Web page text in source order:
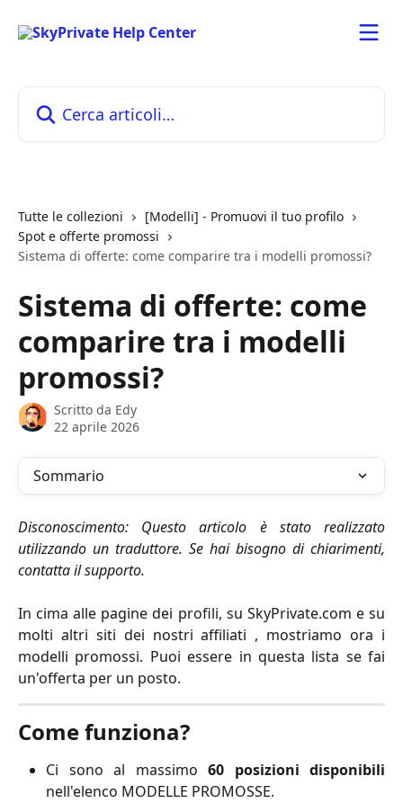
Tutte le collezioni
[Modelli] - Promuovi il tuo profilo
Spot e offerte promossi
Sistema di offerte: come comparire tra i modelli promossi?
Sistema di offerte: come
comparire tra i modelli
promossi?
Scritto da Edy
22 aprile 2026
Sommario
Disconoscimento: Questo articolo è stato realizzato
utilizzando un traduttore. Se hai bisogno di chiarimenti,
contatta il supporto.
In cima alle pagine dei profili, su SkyPrivate.com e su
molti altri siti dei nostri affiliati , mostriamo ora i
modelli promossi. Puoi essere in questa lista se fai
un'offerta per un posto.
Come funziona?
Ci sono al massimo 60 posizioni disponibili
nell'elenco MODELLE PROMOSSE.